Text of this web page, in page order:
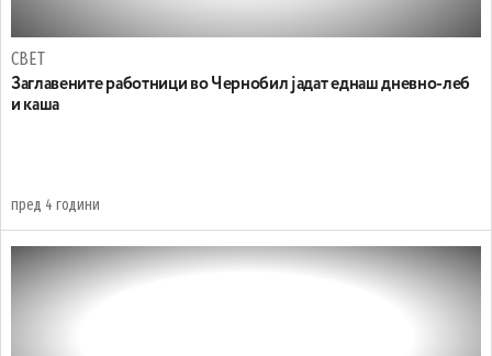
СВЕТ
Заглавените работници во Чернобил јадат еднаш дневно-леб
и каша
пред 4 години